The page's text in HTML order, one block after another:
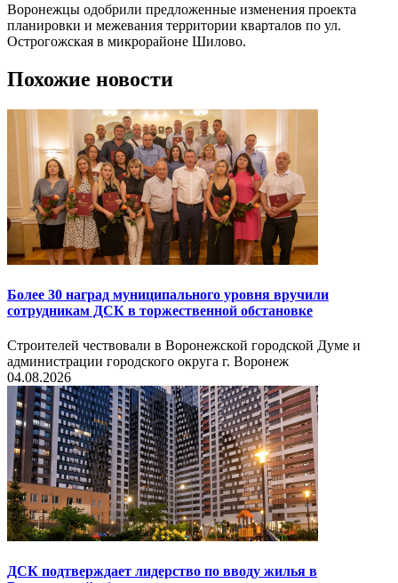
Воронежцы одобрили предложенные изменения проекта
планировки и межевания территории кварталов по ул.
Острогожская в микрорайоне Шилово.
Похожие новости
Более 30 наград муниципального уровня вручили
сотрудникам ДСК в торжественной обстановке
Строителей чествовали в Воронежской городской Думе и
администрации городского округа г. Воронеж
04.08.2026
ДСК подтверждает лидерство по вводу жилья в